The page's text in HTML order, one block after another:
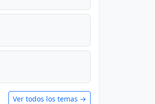
Ver todos los temas →